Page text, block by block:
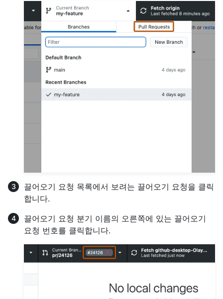
끌어오기 요청 목록에서 보려는 끌어오기 요청을 클릭
합니다.
끌어오기 요청 분기 이름의 오른쪽에 있는 끌어오기
요청 번호를 클릭합니다.